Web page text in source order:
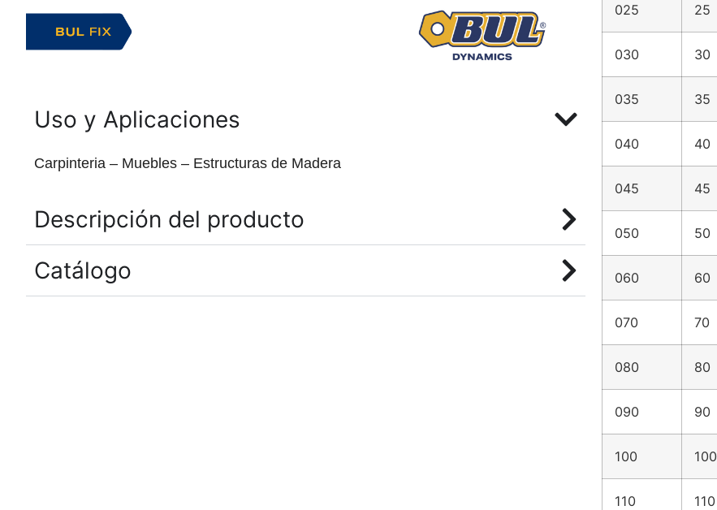
Uso y Aplicaciones
Carpinteria – Muebles – Estructuras de Madera
Descripción del producto
Catálogo
025 25
030 30
035 35
040 40
045 45
050 50
060 60
070 70
080 80
090 90
100 100
110 110